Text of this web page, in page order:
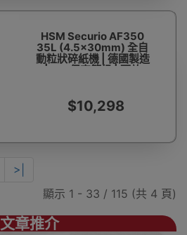
HSM Securio AF350
35L (4.5x30mm) 全自
動粒狀碎紙機 | 德國製造
| P-4保密等級 | 可放
港行貨 一年保養
$10,298
>|
顯示 1 - 33 / 115 (共 4 頁)
文章推介